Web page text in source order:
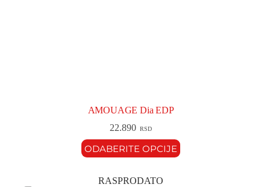
AMOUAGE Dia EDP
22.890 RSD
ODABERITE OPCIJE
RASPRODATO